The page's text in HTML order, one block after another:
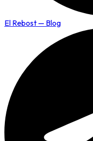
El Rebost — Blog